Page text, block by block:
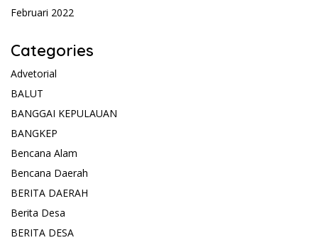
Februari 2022
Categories
Advetorial
BALUT
BANGGAI KEPULAUAN
BANGKEP
Bencana Alam
Bencana Daerah
BERITA DAERAH
Berita Desa
BERITA DESA